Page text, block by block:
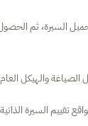
السيرة، ثم
والهيكل
تقييم السيرة